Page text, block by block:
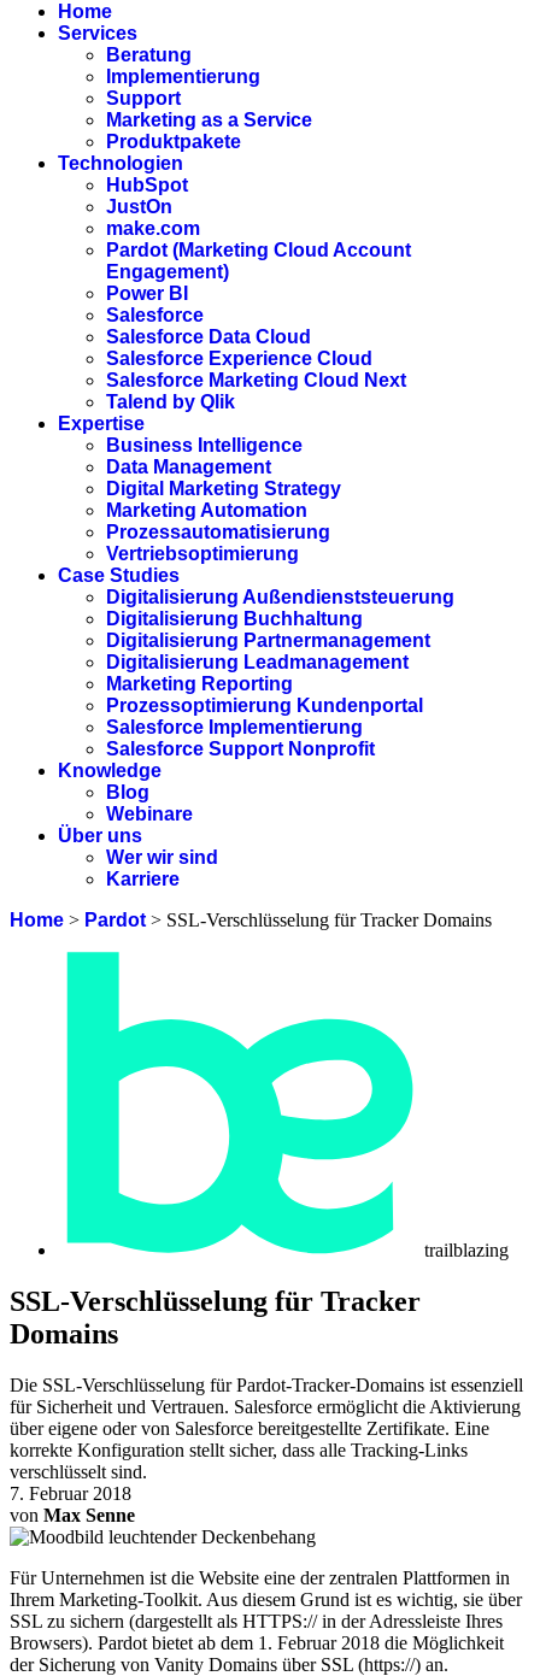
Home
Services
Beratung
Implementierung
Support
Marketing as a Service
Produktpakete
Technologien
HubSpot
JustOn
make.com
Pardot (Marketing Cloud Account
Engagement)
Power BI
Salesforce
Salesforce Data Cloud
Salesforce Experience Cloud
Salesforce Marketing Cloud Next
Talend by Qlik
Expertise
Business Intelligence
Data Management
Digital Marketing Strategy
Marketing Automation
Prozessautomatisierung
Vertriebsoptimierung
Case Studies
Digitalisierung Außendienststeuerung
Digitalisierung Buchhaltung
Digitalisierung Partnermanagement
Digitalisierung Leadmanagement
Marketing Reporting
Prozessoptimierung Kundenportal
Salesforce Implementierung
Salesforce Support Nonprofit
Knowledge
Blog
Webinare
Über uns
Wer wir sind
Karriere
Home > Pardot > SSL-Verschlüsselung für Tracker Domains
trailblazing
SSL-Verschlüsselung für Tracker
Domains
Die SSL-Verschlüsselung für Pardot-Tracker-Domains ist essenziell
für Sicherheit und Vertrauen. Salesforce ermöglicht die Aktivierung
über eigene oder von Salesforce bereitgestellte Zertifikate. Eine
korrekte Konfiguration stellt sicher, dass alle Tracking-Links
verschlüsselt sind.
7. Februar 2018
von Max Senne
Für Unternehmen ist die Website eine der zentralen Plattformen in
Ihrem Marketing-Toolkit. Aus diesem Grund ist es wichtig, sie über
SSL zu sichern (dargestellt als HTTPS:// in der Adressleiste Ihres
Browsers). Pardot bietet ab dem 1. Februar 2018 die Möglichkeit
der Sicherung von Vanity Domains über SSL (https://) an.